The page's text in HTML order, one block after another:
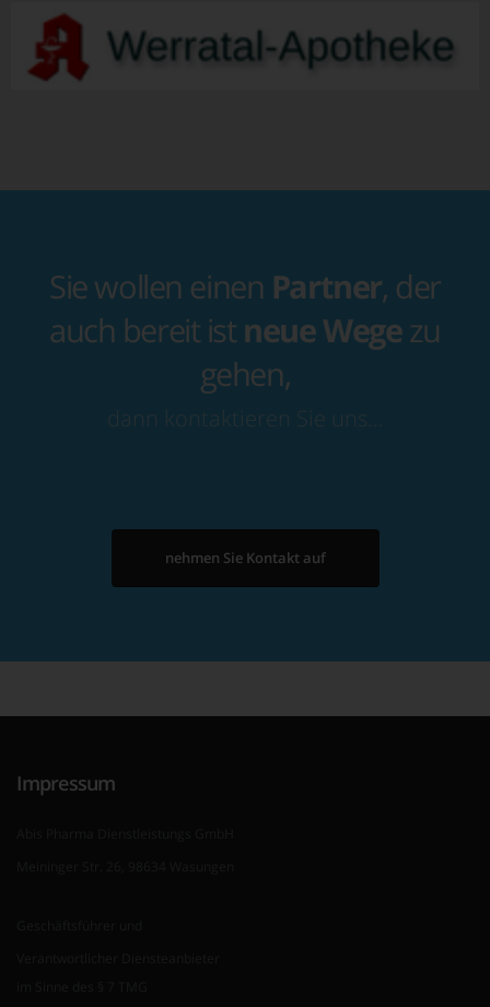
Sie wollen einen Partner, der
auch bereit ist neue Wegezu
gehen,
dann kontaktieren Sie uns…
nehmen Sie Kontakt auf
Impressum